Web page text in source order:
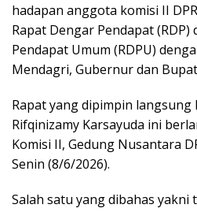
hadapan anggota komisi II
Rapat Dengar Pendapat (RDP)
Pendapat Umum (RDPU)
Mendagri, Gubernur dan
Rapat yang dipimpin langsung
Rifqinizamy Karsayuda ini
Komisi II, Gedung Nusantara
Senin (8/6/2026).
Salah satu yang dibahas yakni